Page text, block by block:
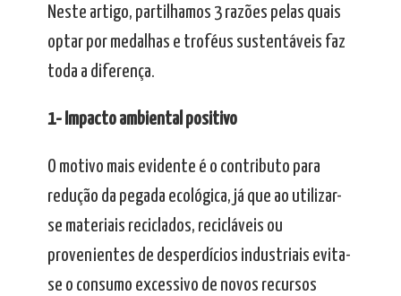
Neste artigo, partilhamos 3 razões pelas quais
optar por medalhas e troféus sustentáveis faz
toda a diferença.
1- Impacto ambiental positivo
O motivo mais evidente é o contributo para
redução da pegada ecológica, já que ao utilizar-
se materiais reciclados, recicláveis ou
provenientes de desperdícios industriais evita-
se o consumo excessivo de novos recursos